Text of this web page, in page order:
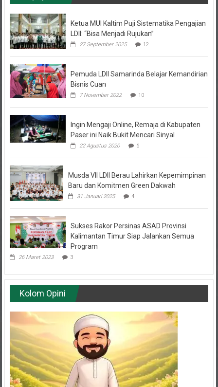
Ketua MUI Kaltim Puji Sistematika Pengajian
LDII: “Bisa Menjadi Rujukan”
27 September 2025 12
Pemuda LDII Samarinda Belajar Kemandirian
Bisnis Cuan
7 November 2022 10
Ingin Mengaji Online, Remaja di Kabupaten
Paser ini Naik Bukit Mencari Sinyal
22 Agustus 2020 6
Musda VII LDII Berau Lahirkan Kepemimpinan
Baru dan Komitmen Green Dakwah
31 Januari 2025 4
Sukses Rakor Persinas ASAD Provinsi
Kalimantan Timur Siap Jalankan Semua
Program
26 Maret 2023 3
Kolom Opini